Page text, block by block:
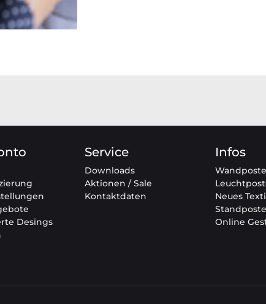
Desings
Service
Downloads
Aktionen / Sale
Kontaktdaten
Infos
Neues
Online